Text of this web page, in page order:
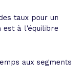
taux pour un
à l’équilibre
aux segments